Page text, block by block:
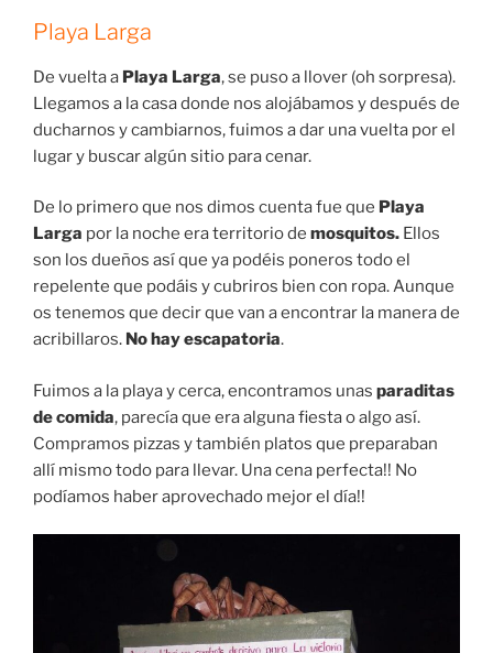
Playa Larga
De vuelta a Playa Larga, se puso a llover (oh sorpresa).
Llegamos a la casa donde nos alojábamos y después de
ducharnos y cambiarnos, fuimos a dar una vuelta por el
lugar y buscar algún sitio para cenar.
De lo primero que nos dimos cuenta fue que Playa
Larga por la noche era territorio de mosquitos. Ellos
son los dueños así que ya podéis poneros todo el
repelente que podáis y cubriros bien con ropa. Aunque
os tenemos que decir que van a encontrar la manera de
acribillaros. No hay escapatoria.
Fuimos a la playa y cerca, encontramos unas paraditas
de comida, parecía que era alguna fiesta o algo así.
Compramos pizzas y también platos que preparaban
allí mismo todo para llevar. Una cena perfecta!! No
podíamos haber aprovechado mejor el día!!